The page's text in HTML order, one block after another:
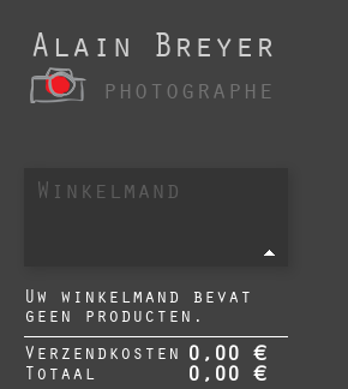
Alain Breyer
photographe
Winkelmand
Uw winkelmand bevat
geen producten.
Verzendkosten 0,00 €
Totaal 0,00 €